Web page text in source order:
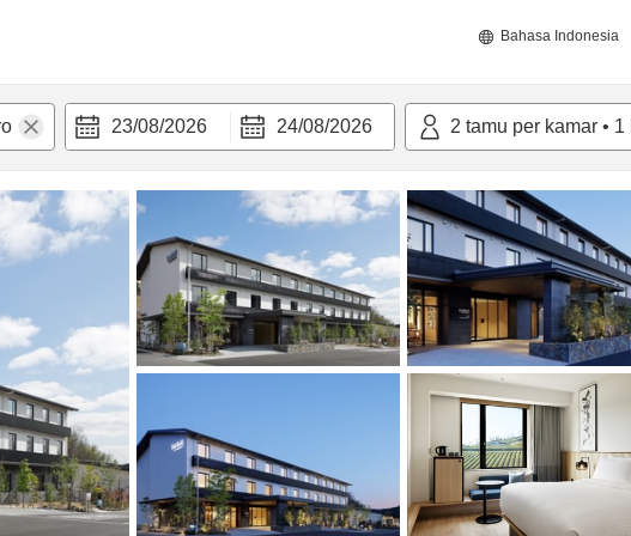
Bahasa Indonesia
23/08/2026 24/08/2026 2 tamu per kamar • 1